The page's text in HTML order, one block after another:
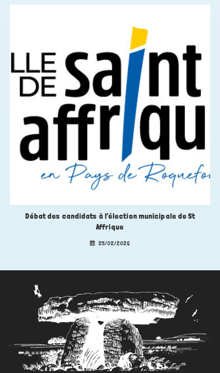
Débat des candidats à l’élection municipale de St
Affrique
25/02/2026